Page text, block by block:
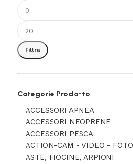
Filtra
Categorie Prodotto
ACCESSORI APNEA
ACCESSORI NEOPRENE
ACCESSORI PESCA
ACTION-CAM - VIDEO - FOTO
ASTE, FIOCINE, ARPIONI